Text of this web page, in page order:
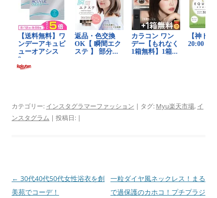
カテゴリー: インスタグラマーファッション | タグ: Myu楽天市場, イ
ンスタグラム | 投稿日: |
投
稿
← 30代40代50代女性浴衣を創
美苑でコーデ！
一粒ダイヤ風ネックレス！まる
で過保護のカホコ！プチプラジ